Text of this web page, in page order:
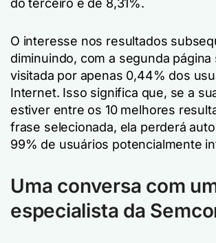
do terceiro é de 8,31%.
O interesse nos resultados
diminuindo, com a segunda página
visitada por apenas 0,44% dos
Internet. Isso significa que, se a
estiver entre os 10 melhores
frase selecionada, ela perderá
99% de usuários potencialmente
Uma conversa com
especialista da